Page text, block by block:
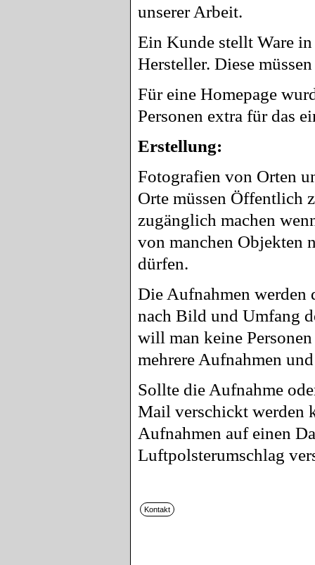
unserer Arbeit.
Ein Kunde stellt Ware
Hersteller. Diese
Für eine Homepage
Personen extra für das
Erstellung:
Fotografien von Orten
Orte müssen Öffentlich
zugänglich machen
von manchen Objekten
dürfen.
Die Aufnahmen werden
nach Bild und Umfang
will man keine
mehrere Aufnahmen
Sollte die Aufnahme
Mail verschickt werden
Aufnahmen auf einen
Luftpolsterumschlag